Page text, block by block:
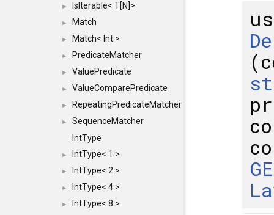
► IsIterable< T[N]>
► Match
► Match< Int >
► PredicateMatcher
► ValuePredicate
► ValueComparePredicate
► RepeatingPredicateMatcher
►
SequenceMatcher
IntType
► IntType< 1 >
► IntType< 2 >
► IntType< 4 >
►
IntType< 8 >